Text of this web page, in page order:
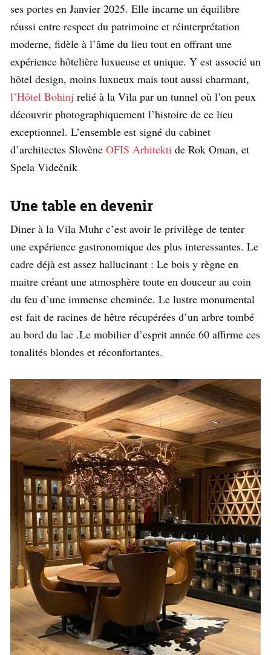
ses portes en Janvier 2025. Elle incarne un équilibre
réussi entre respect du patrimoine et réinterprétation
moderne, fidèle à l’âme du lieu tout en offrant une
expérience hôtelière luxueuse et unique. Y est associé un
hôtel design, moins luxueux mais tout aussi charmant,
l’Hôtel Bohinj relié à la Vila par un tunnel où l’on peux
découvrir photographiquement l’histoire de ce lieu
exceptionnel. L’ensemble est signé du cabinet
d’architectes Slovène OFIS Arhitekti de Rok Oman, et
Spela Videčnik
Une table en devenir
Diner à la Vila Muhr c’est avoir le privilège de tenter
une expérience gastronomique des plus interessantes. Le
cadre déjà est assez hallucinant : Le bois y règne en
maitre créant une atmosphère toute en douceur au coin
du feu d’une immense cheminée. Le lustre monumental
est fait de racines de hêtre récupérées d’un arbre tombé
au bord du lac .Le mobilier d’esprit année 60 affirme ces
tonalités blondes et réconfortantes.